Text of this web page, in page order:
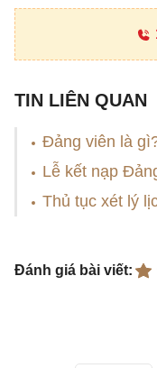
TIN LIÊN QUAN
Đảng viên là
Lễ kết nạp
Thủ tục xét lý
Đánh giá bài viết: